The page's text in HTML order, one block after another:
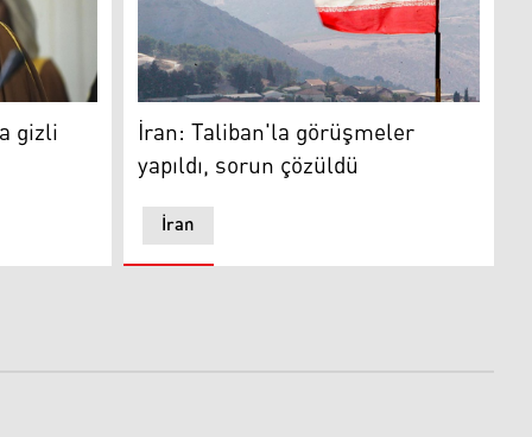
bin Abdulrahman Es-Sani
gizli iran
İran
İran: Taliban'la görüşmeler
yapıldı, sorun çözüldü